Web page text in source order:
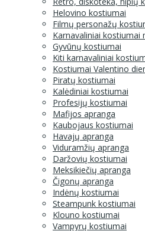
Helovino kostiumai
Filmų personažų
Karnavaliniai kostiumai
Gyvūnų kostiumai
Kiti karnavaliniai
Kostiumai Valentino
Piratų kostiumai
Kalėdiniai kostiumai
Profesijų kostiumai
Mafijos apranga
Kaubojaus kostiumai
Havajų apranga
Viduramžių apranga
Daržovių kostiumai
Meksikiečių apranga
Čigonų apranga
Indėnų kostiumai
Steampunk kostiumai
Klouno kostiumai
Vampyrų kostiumai